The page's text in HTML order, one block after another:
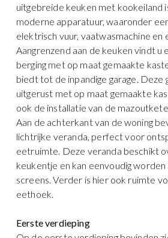
uitgebreide keuken met kookeiland
moderne apparatuur, waaronder
elektrisch vuur, vaatwasmachine en
Aangrenzend aan de keuken vindt u
berging met op maat gemaakte
biedt tot de inpandige garage. Deze
uitgerust met op maat gemaakte
ook de installatie van de
Aan de achterkant van de woning
lichtrijke veranda, perfect voor
eetruimte. Deze veranda beschikt
keukentje en kan eenvoudig
screens. Verder is hier ook ruimte
eethoek.
Eerste verdieping